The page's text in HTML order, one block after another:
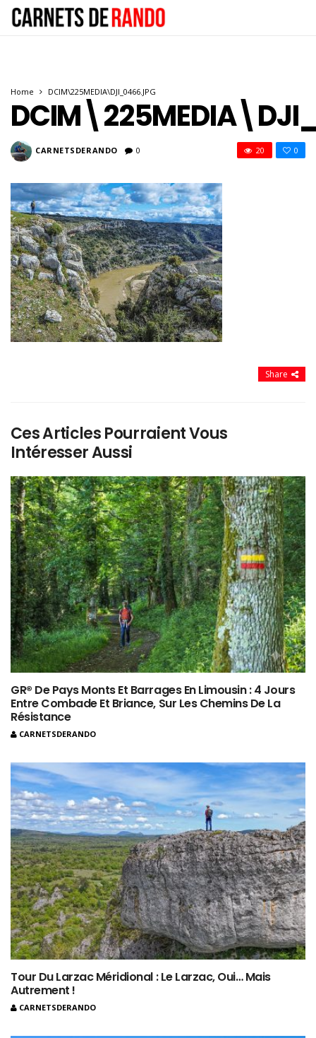
Home DCIM\225MEDIA\DJI_0466.JPG
CARNETSDERANDO 0 0
20
Share
Ces Articles Pourraient Vous
Intéresser Aussi
GR® De Pays Monts Et Barrages En Limousin : 4 Jours
Entre Combade Et Briance, Sur Les Chemins De La
Résistance
CARNETSDERANDO
Tour Du Larzac Méridional : Le Larzac, Oui… Mais
Autrement !
CARNETSDERANDO